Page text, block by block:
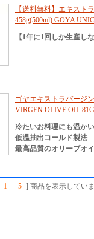
【送料無料】エキスト
458g(500ml) GOYA
【1年に1回しか生産し
ゴヤエキストラバージ
VIRGEN OLIVE OIL 81G
冷たいお料理にも温か
低温抽出コールド製法
最高品質のオリーブオ
1 - 5 ] 商品を表示してい